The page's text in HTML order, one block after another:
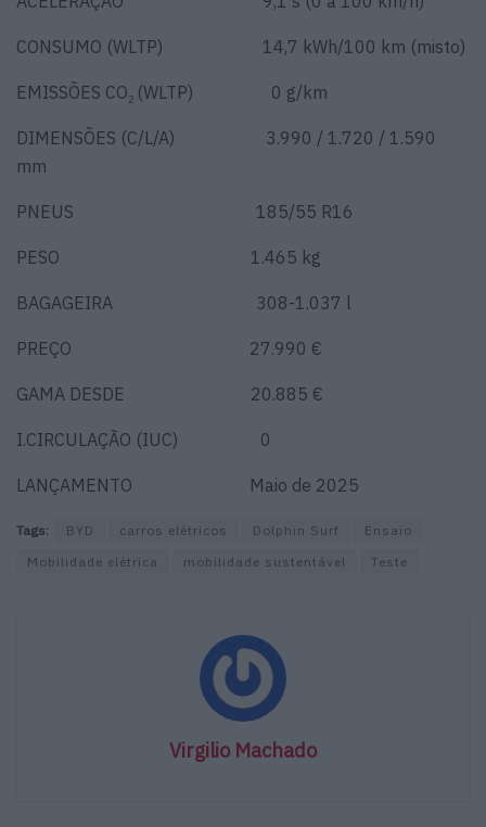
CONSUMO (WLTP) 14,7 kWh/100 km (misto)
EMISSÕES CO2 (WLTP) 0 g/km
DIMENSÕES (C/L/A) 3.990 / 1.720 / 1.590
mm
PNEUS 185/55 R16
PESO 1.465 kg
BAGAGEIRA 308-1.037 l
PREÇO 27.990 €
GAMA DESDE 20.885 €
I.CIRCULAÇÃO (IUC) 0
LANÇAMENTO Maio de 2025
Tags: BYD carros elétricos Dolphin Surf
Ensaio
Mobilidade elétrica
mobilidade sustentável Teste
Virgilio Machado